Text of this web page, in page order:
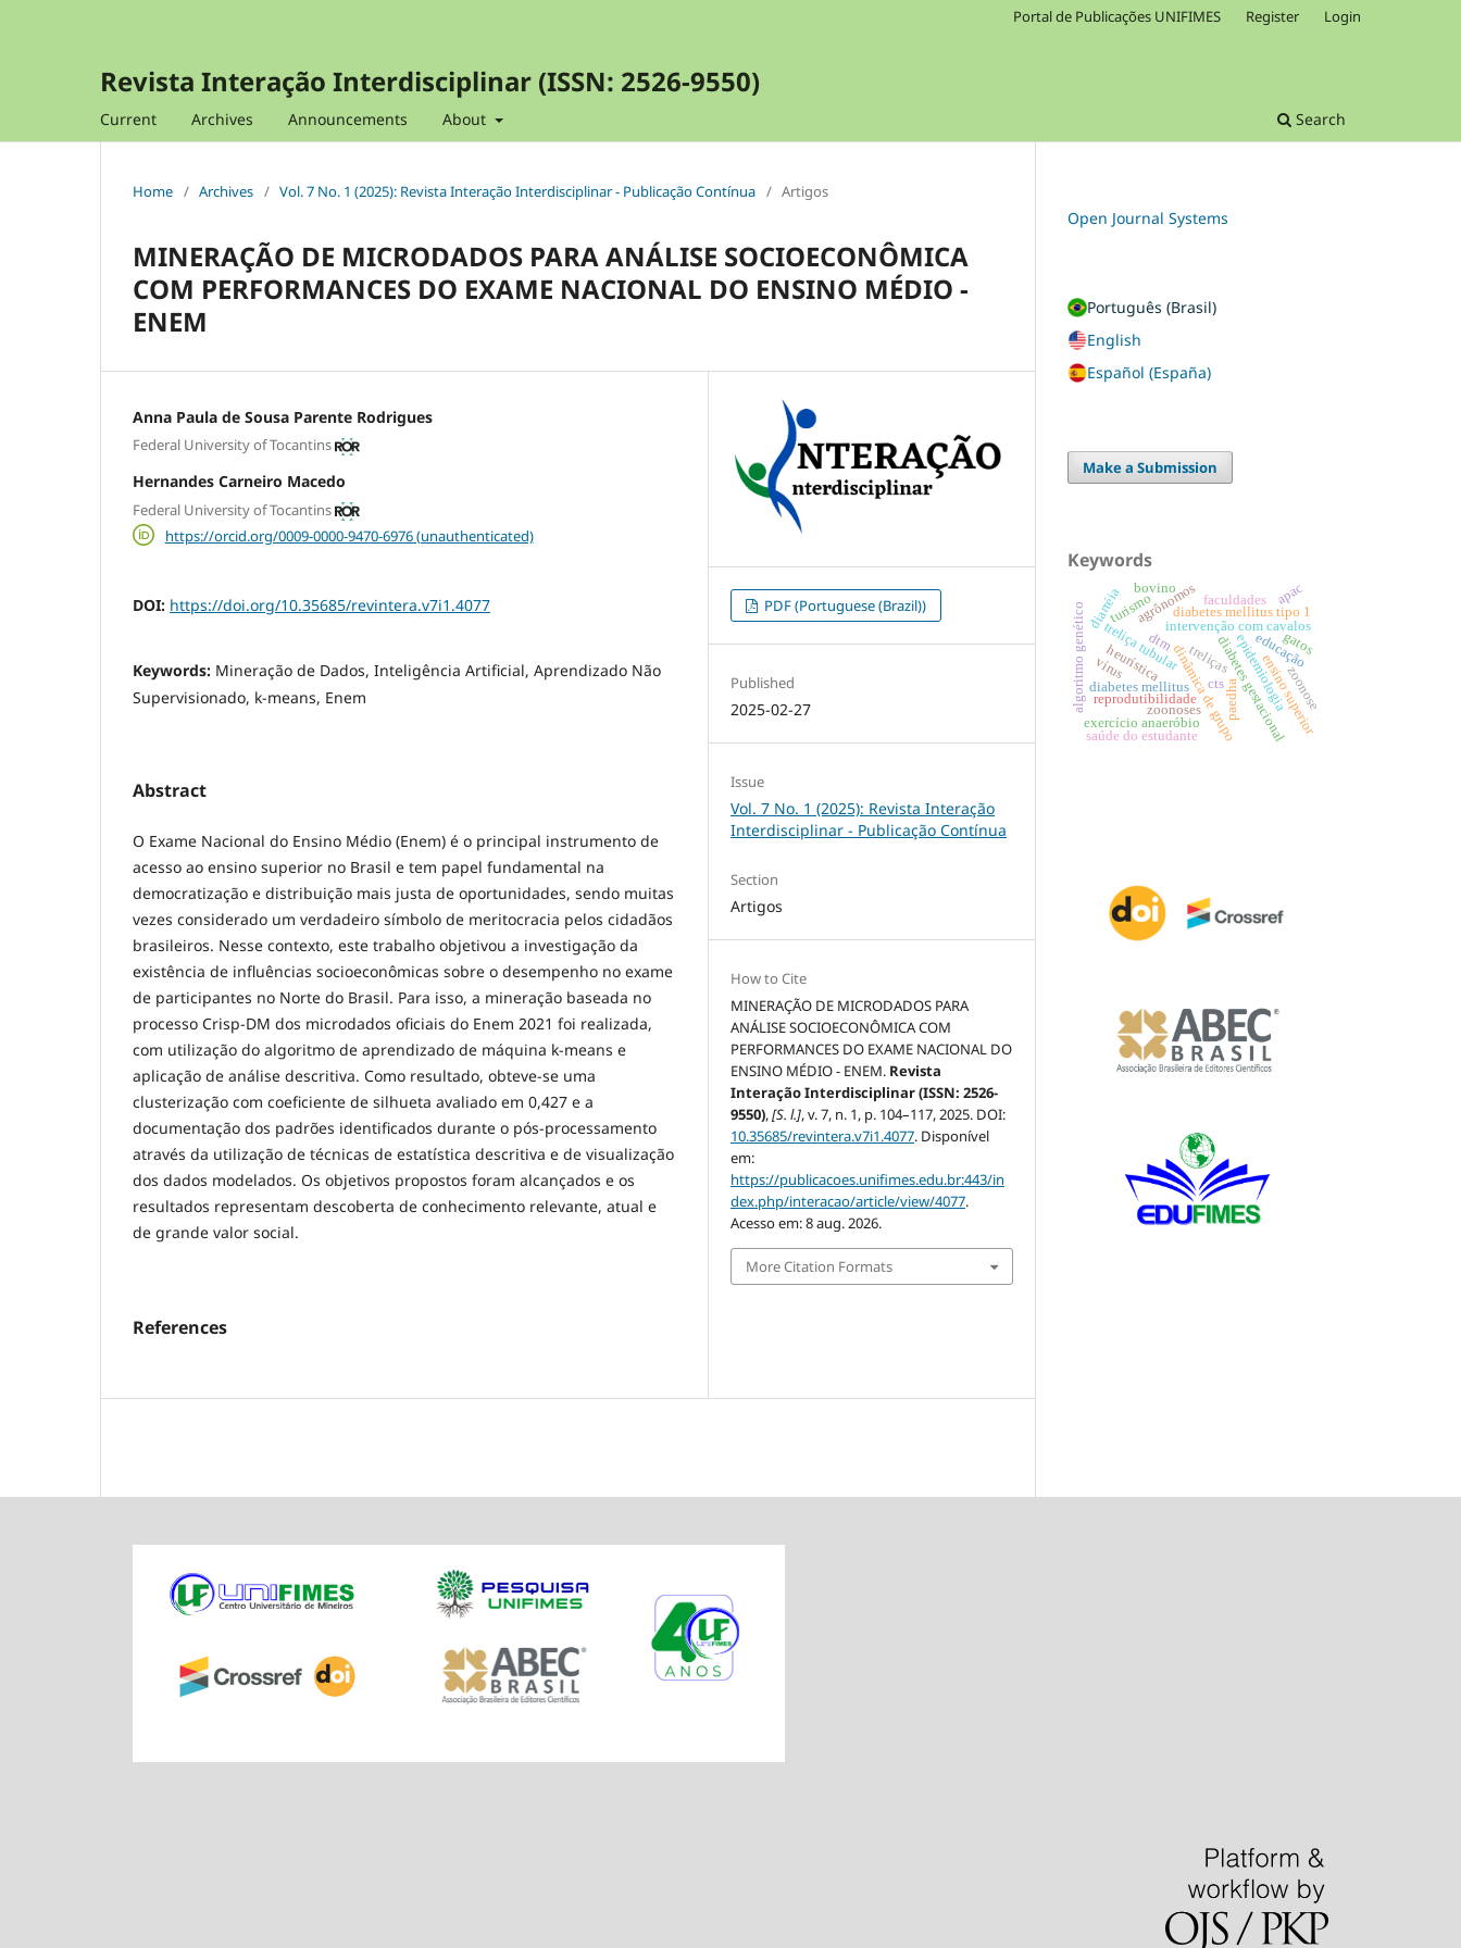
Revista Interação Interdisciplinar (ISSN: 2526-9550)
Current Archives Announcements About Search
Portal de Publicações UNIFIMES Register Login
Home / Archives / Vol. 7 No. 1 (2025): Revista Interação Interdisciplinar - Publicação Contínua / Artigos
MINERAÇÃO DE MICRODADOS PARA ANÁLISE SOCIOECONÔMICA
COM PERFORMANCES DO EXAME NACIONAL DO ENSINO MÉDIO -
ENEM
Anna Paula de Sousa Parente Rodrigues
Federal University of Tocantins
Hernandes Carneiro Macedo
Federal University of Tocantins
https://orcid.org/0009-0000-9470-6976 (unauthenticated)
DOI: https://doi.org/10.35685/revintera.v7i1.4077
Keywords: Mineração de Dados, Inteligência Artificial, Aprendizado Não
Supervisionado, k-means, Enem
Abstract
O Exame Nacional do Ensino Médio (Enem) é o principal instrumento de
acesso ao ensino superior no Brasil e tem papel fundamental na
democratização e distribuição mais justa de oportunidades, sendo muitas
vezes considerado um verdadeiro símbolo de meritocracia pelos cidadãos
brasileiros. Nesse contexto, este trabalho objetivou a investigação da
existência de influências socioeconômicas sobre o desempenho no exame
de participantes no Norte do Brasil. Para isso, a mineração baseada no
processo Crisp-DM dos microdados oficiais do Enem 2021 foi realizada,
com utilização do algoritmo de aprendizado de máquina k-means e
aplicação de análise descritiva. Como resultado, obteve-se uma
clusterização com coeficiente de silhueta avaliado em 0,427 e a
documentação dos padrões identificados durante o pós-processamento
através da utilização de técnicas de estatística descritiva e de visualização
dos dados modelados. Os objetivos propostos foram alcançados e os
resultados representam descoberta de conhecimento relevante, atual e
de grande valor social.
References
PDF (Portuguese (Brazil))
Published
2025-02-27
Issue
Vol. 7 No. 1 (2025): Revista Interação
Interdisciplinar - Publicação Contínua
Section
Artigos
How to Cite
MINERAÇÃO DE MICRODADOS PARA
ANÁLISE SOCIOECONÔMICA COM
PERFORMANCES DO EXAME NACIONAL DO
ENSINO MÉDIO - ENEM. Revista
Interação Interdisciplinar (ISSN: 2526-
9550),[S. l.], v. 7, n. 1, p. 104–117, 2025. DOI:
10.35685/revintera.v7i1.4077. Disponível
em:
https://publicacoes.unifimes.edu.br:443/in
dex.php/interacao/article/view/4077.
Acesso em: 8 aug. 2026.
More Citation Formats
Open Journal Systems
Português (Brasil)
English
Español (España)
Make a Submission
Keywords
paedha
dinâmica de grupo
intervenção com cavalos
diabetes mellitus
diabetes mellitus tipo 1
diabetes gestacional
epidemiologia
heurística
algoritmo genético treliças
treliça tubular
agrônomos
educação
ensino superior
faculdades
reprodutibilidade
exercício anaeróbio
saúde do estudante
cts
turismo apac
bovino
vírus
dtm
zoonose
diarréia
gatos
zoonoses